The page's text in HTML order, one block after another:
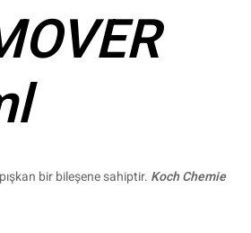
bir bileşene sahiptir. Koch Chemie